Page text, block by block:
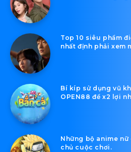
Top 10 siêu phẩm
nhất định phải xem
Bí kíp sử dụng vũ
OPEN88 để x2 lợi
Những bộ anime
chủ cuộc chơi.